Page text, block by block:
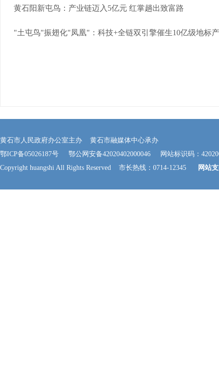
黄石阳新屯鸟：产业链迈入5亿元 红掌趟出致富路
"土屯鸟"振翅化"凤凰"：科技+全链双引擎催生10亿级地标
黄石市人民政府办公室主办 黄石市融媒体中心承办
鄂ICP备05026187号
鄂公网安备42020402000046 网站标识码：
Copyright huangshi All Rights Reserved 市长热线：0714-12345
网站